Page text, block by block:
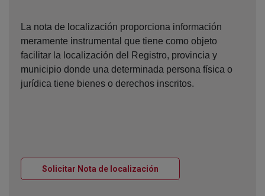
La nota de localización proporciona información
meramente instrumental que tiene como objeto
facilitar la localización del Registro, provincia y
municipio donde una determinada persona física o
jurídica tiene bienes o derechos inscritos.
Solicitar Nota de localización